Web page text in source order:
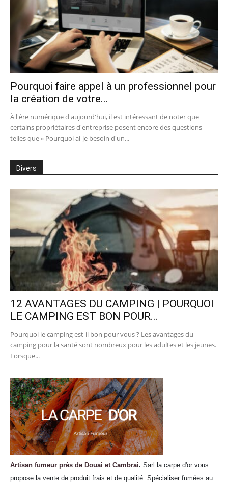
Pourquoi faire appel à un professionnel pour
la création de votre...
À l'ère numérique d'aujourd'hui, il est intéressant de noter que
certains propriétaires d'entreprise posent encore des questions
telles que « Pourquoi ai-je besoin d'un...
Divers
12 AVANTAGES DU CAMPING | POURQUOI
LE CAMPING EST BON POUR...
Pourquoi le camping est-il bon pour vous ? Les avantages du
camping pour la santé sont nombreux pour les adultes et les jeunes.
Lorsque...
Artisan fumeur près de Douai et Cambrai. Sarl la carpe d'or vous
propose la vente de produit frais et de qualité: Spécialiser fumées au